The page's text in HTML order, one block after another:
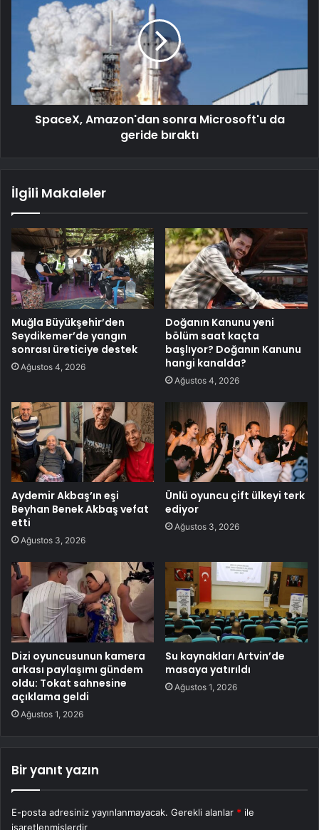
SpaceX, Amazon'dan sonra Microsoft'u da
geride bıraktı
İlgili Makaleler
Muğla Büyükşehir’den
Seydikemer’de yangın
sonrası üreticiye destek
Ağustos 4, 2026
Doğanın Kanunu yeni
bölüm saat kaçta
başlıyor? Doğanın Kanunu
hangi kanalda?
Ağustos 4, 2026
Aydemir Akbaş’ın eşi
Beyhan Benek Akbaş vefat
etti
Ağustos 3, 2026
Ünlü oyuncu çift ülkeyi terk
ediyor
Ağustos 3, 2026
Dizi oyuncusunun kamera
arkası paylaşımı gündem
oldu: Tokat sahnesine
açıklama geldi
Ağustos 1, 2026
Su kaynakları Artvin’de
masaya yatırıldı
Ağustos 1, 2026
Bir yanıt yazın
E-posta adresiniz yayınlanmayacak. Gerekli alanlar * ile
işaretlenmişlerdir